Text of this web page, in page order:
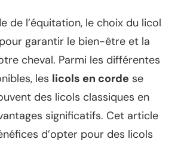
de l’équitation, le choix du licol
garantir le bien-être et la
cheval. Parmi les différentes
les licols en corde se
des licols classiques en
significatifs. Cet article
d’opter pour des licols